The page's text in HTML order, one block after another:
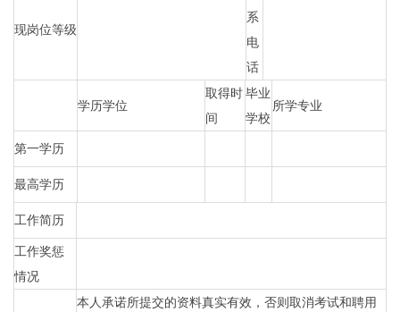
现岗位等级
系
电
话
学历学位
取得时
间
毕业
学校
所学专业
第一学历
最高学历
工作简历
工作奖惩
情况
本人承诺所提交的资料真实有效，否则取消考试和聘用